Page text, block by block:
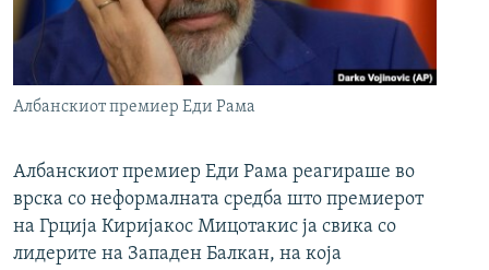
РСЕ веб страници
Албанскиот премиер Еди Рама
Албанскиот премиер Еди Рама реагираше во
врска со неформалната средба што премиерот
на Грција Киријакос Мицотакис ја свика со
лидерите на Западен Балкан, на која